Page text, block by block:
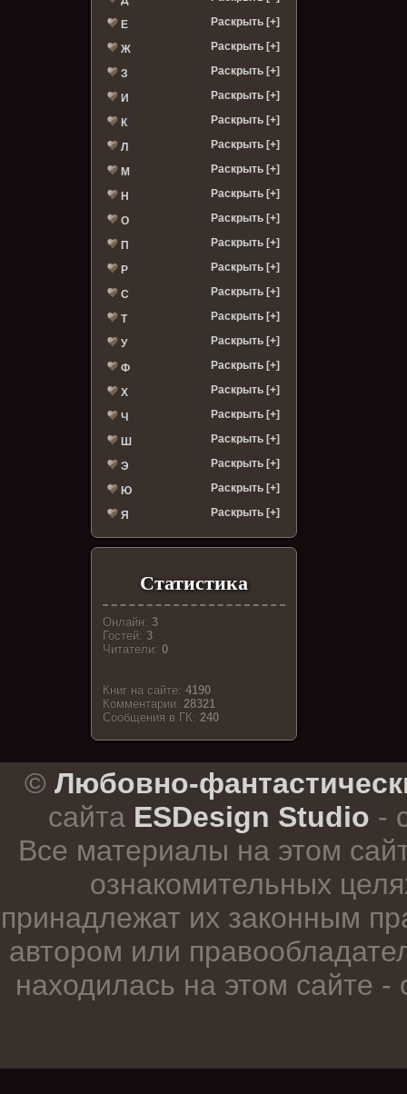
Е Раскрыть [+]
Ж Раскрыть [+]
З Раскрыть [+]
И Раскрыть [+]
К Раскрыть [+]
Л Раскрыть [+]
М Раскрыть [+]
Н Раскрыть [+]
О Раскрыть [+]
П Раскрыть [+]
Р Раскрыть [+]
С Раскрыть [+]
Т Раскрыть [+]
У Раскрыть [+]
Ф Раскрыть [+]
Х Раскрыть [+]
Ч Раскрыть [+]
Ш Раскрыть [+]
Э Раскрыть [+]
Ю Раскрыть [+]
Я Раскрыть [+]
Статистика
Онлайн:3
Гостей:3
Читатели:0
Книг на сайте:4190
Комментарии:28321
Cообщения в ГК:240
© Любовно-
сайта ESDesign Studio -
Все материалы на этом
ознакомительных
принадлежат их законным
автором или
находилась на этом сайте